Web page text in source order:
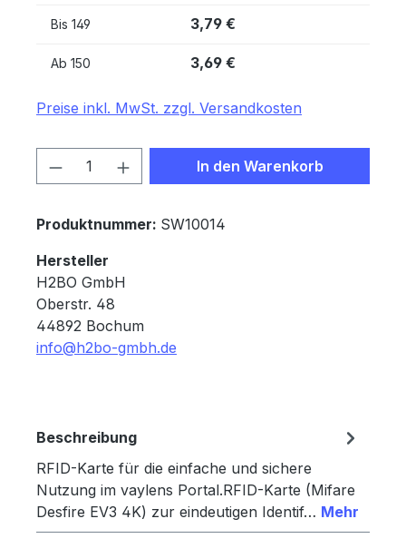
Bis 149 3,79 €
Ab 150 3,69 €
Preise inkl. MwSt. zzgl. Versandkosten
Produkt Anzahl: Gib den
In den Warenkorb
Produktnummer: SW10014
Hersteller
H2BO GmbH
Oberstr. 48
44892 Bochum
info@h2bo-gmbh.de
Beschreibung
RFID-Karte für die einfache und sichere
Nutzung im vaylens Portal.RFID-Karte (Mifare
Desfire EV3 4K) zur eindeutigen Identif… Mehr